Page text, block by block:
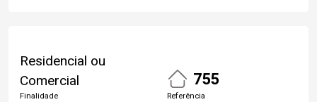
Residencial ou
Comercial
Finalidade
755
Referência